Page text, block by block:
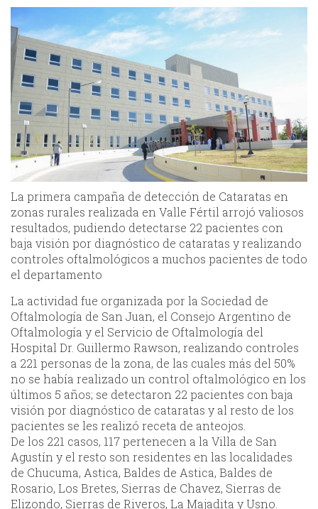
La primera campaña de detección de Cataratas en
zonas rurales realizada en Valle Fértil arrojó valiosos
resultados, pudiendo detectarse 22 pacientes con
baja visión por diagnóstico de cataratas y realizando
controles oftalmológicos a muchos pacientes de todo
el departamento
La actividad fue organizada por la Sociedad de
Oftalmología de San Juan, el Consejo Argentino de
Oftalmología y el Servicio de Oftalmología del
Hospital Dr. Guillermo Rawson, realizando controles
a 221 personas de la zona, de las cuales más del 50%
no se había realizado un control oftalmológico en los
últimos 5 años; se detectaron 22 pacientes con baja
visión por diagnóstico de cataratas y al resto de los
pacientes se les realizó receta de anteojos.
De los 221 casos, 117 pertenecen a la Villa de San
Agustín y el resto son residentes en las localidades
de Chucuma, Astica, Baldes de Astica, Baldes de
Rosario, Los Bretes, Sierras de Chavez, Sierras de
Elizondo, Sierras de Riveros, La Majadita y Usno.